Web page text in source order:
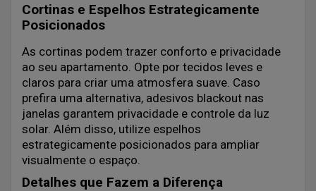
Cortinas e Espelhos Estrategicamente
Posicionados
As cortinas podem trazer conforto e privacidade
ao seu apartamento. Opte por tecidos leves e
claros para criar uma atmosfera suave. Caso
prefira uma alternativa, adesivos blackout nas
janelas garantem privacidade e controle da luz
solar. Além disso, utilize espelhos
estrategicamente posicionados para ampliar
visualmente o espaço.
Detalhes que Fazem a Diferença